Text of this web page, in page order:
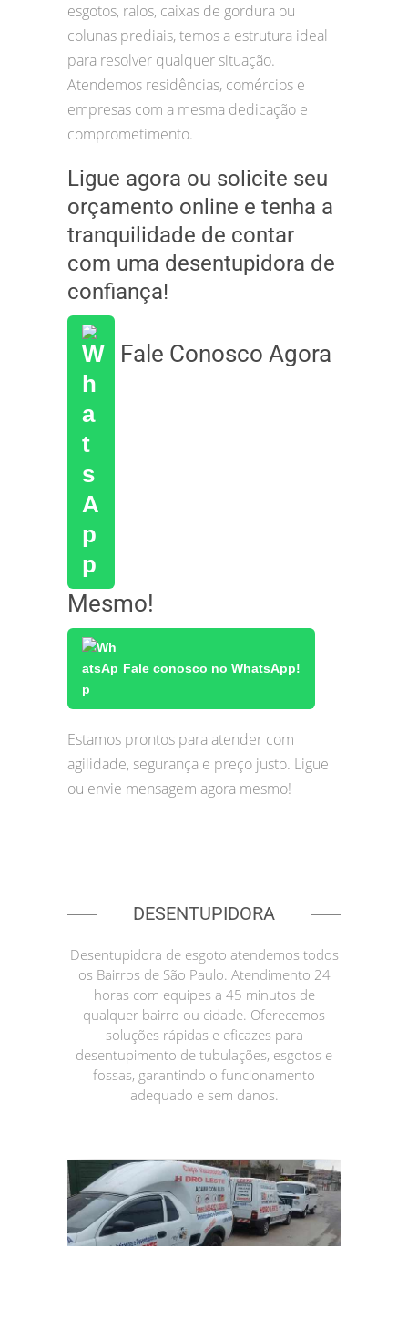
esgotos, ralos, caixas de gordura ou
colunas prediais, temos a estrutura ideal
para resolver qualquer situação.
Atendemos residências, comércios e
empresas com a mesma dedicação e
comprometimento.
Ligue agora ou solicite seu
orçamento online e tenha a
tranquilidade de contar
com uma desentupidora de
confiança!
Fale Conosco Agora
Mesmo!
Fale conosco no WhatsApp!
Estamos prontos para atender com
agilidade, segurança e preço justo. Ligue
ou envie mensagem agora mesmo!
DESENTUPIDORA
Desentupidora de esgoto atendemos todos
os Bairros de São Paulo. Atendimento 24
horas com equipes a 45 minutos de
qualquer bairro ou cidade. Oferecemos
soluções rápidas e eficazes para
desentupimento de tubulações, esgotos e
fossas, garantindo o funcionamento
adequado e sem danos.